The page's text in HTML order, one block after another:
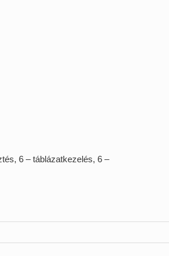
6 – táblázatkezelés, 6 –